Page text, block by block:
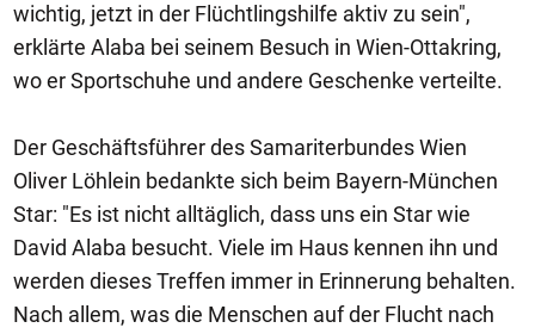
wichtig, jetzt in der Flüchtlingshilfe aktiv zu sein",
erklärte Alaba bei seinem Besuch in Wien-Ottakring,
wo er Sportschuhe und andere Geschenke verteilte.
Der Geschäftsführer des Samariterbundes Wien
Oliver Löhlein bedankte sich beim Bayern-München
Star: "Es ist nicht alltäglich, dass uns ein Star wie
David Alaba besucht. Viele im Haus kennen ihn und
werden dieses Treffen immer in Erinnerung behalten.
Nach allem, was die Menschen auf der Flucht nach